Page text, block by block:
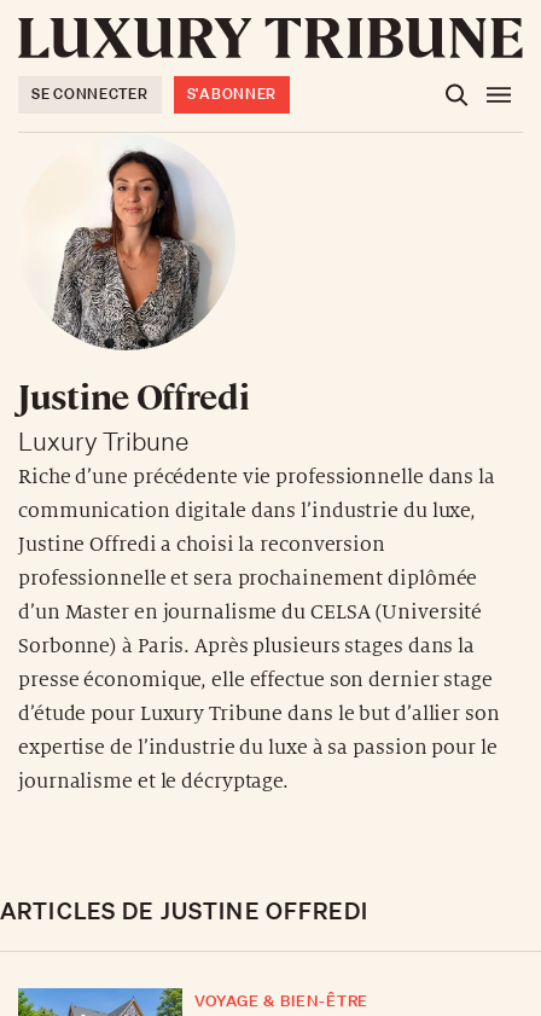
SE CONNECTER S'ABONNER
Justine Offredi
Luxury Tribune
Riche d’une précédente vie professionnelle dans la
communication digitale dans l’industrie du luxe,
Justine Offredi a choisi la reconversion
professionnelle et sera prochainement diplômée
d’un Master en journalisme du CELSA (Université
Sorbonne) à Paris. Après plusieurs stages dans la
presse économique, elle effectue son dernier stage
d’étude pour Luxury Tribune dans le but d’allier son
expertise de l’industrie du luxe à sa passion pour le
journalisme et le décryptage.
ARTICLES DE JUSTINE OFFREDI
VOYAGE & BIEN-ÊTRE